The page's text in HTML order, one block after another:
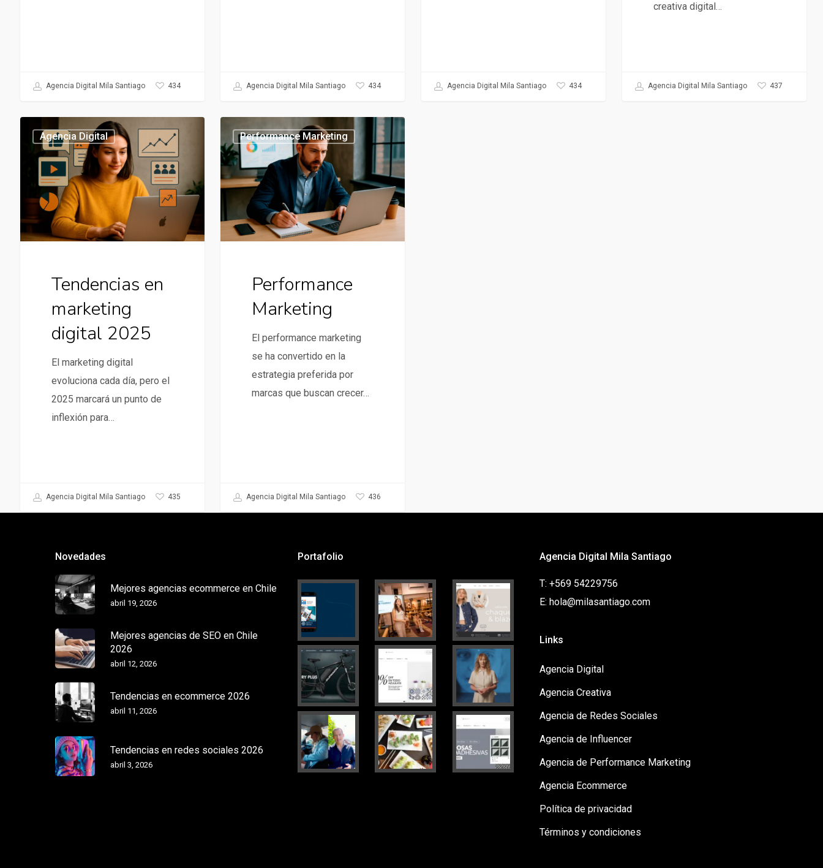
Agencia Digital Mila Santiago 434 Agencia Digital Mila Santiago 434 Agencia Digital Mila Santiago 434
creativa digital…
Agencia Digital Mila Santiago 437
Tendencias
marketing
digital
2025
Agencia Digital
Tendencias en
marketing
digital 2025
El marketing digital
evoluciona cada día, pero el
2025 marcará un punto de
inflexión para…
Agencia Digital Mila Santiago 435
Marketing
Performance Marketing
Performance
Marketing
El performance marketing
se ha convertido en la
estrategia preferida por
marcas que buscan crecer…
Agencia Digital Mila Santiago 436
Novedades
Mejores agencias ecommerce en Chile
abril 19, 2026
Mejores agencias de SEO en Chile
2026
abril 12, 2026
Tendencias en ecommerce 2026
abril 11, 2026
Tendencias en redes sociales 2026
abril 3, 2026
Portafolio Agencia Digital Mila Santiago
T: +569 54229756
E: hola@milasantiago.com
Links
Agencia Digital
Agencia Creativa
Agencia de Redes Sociales
Agencia de Influencer
Agencia de Performance Marketing
Agencia Ecommerce
Política de privacidad
Términos y condiciones